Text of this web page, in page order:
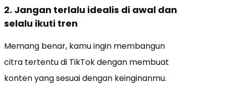
2. Jangan terlalu idealis di awal dan
selalu ikuti tren
Memang benar, kamu ingin membangun
citra tertentu di TikTok dengan membuat
konten yang sesuai dengan keinginanmu.